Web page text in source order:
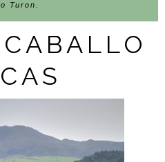
Turon.